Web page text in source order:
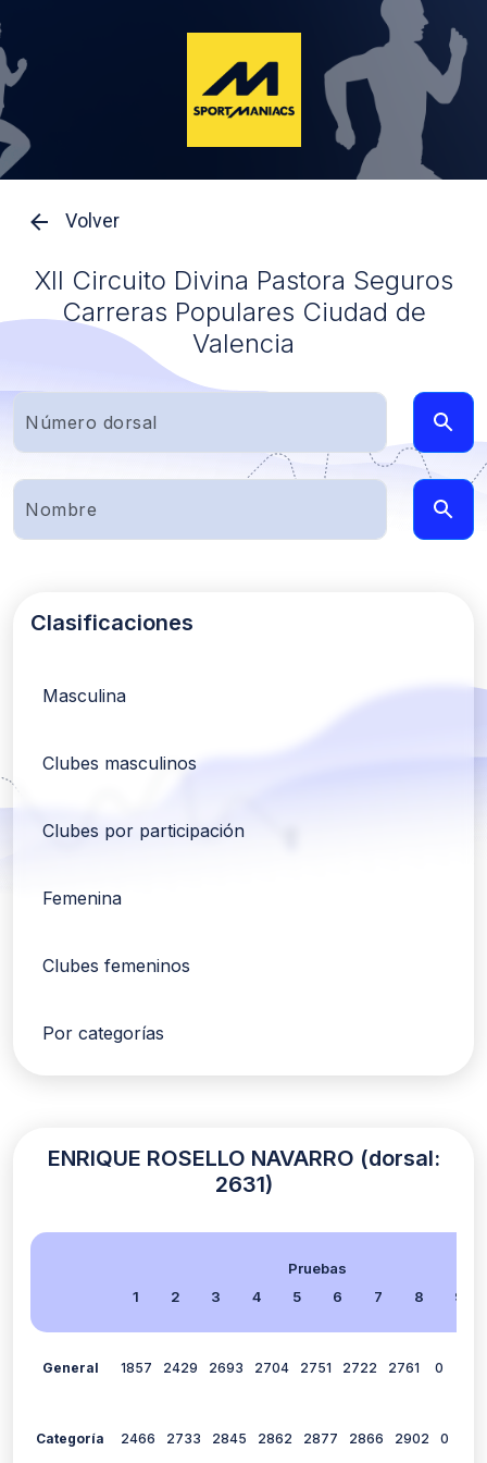
Volver
XII Circuito Divina Pastora Seguros
Carreras Populares Ciudad de
Valencia
Clasificaciones
Masculina
Clubes masculinos
Clubes por participación
Femenina
Clubes femeninos
Por categorías
ENRIQUE ROSELLO NAVARRO (dorsal:
2631)
Pruebas
1
2 3 4 5 6 7 8 9
General 1857 2429 2693 2704 2751 2722 2761 0
Categoría 2466 2733 2845 2862 2877 2866 2902 0